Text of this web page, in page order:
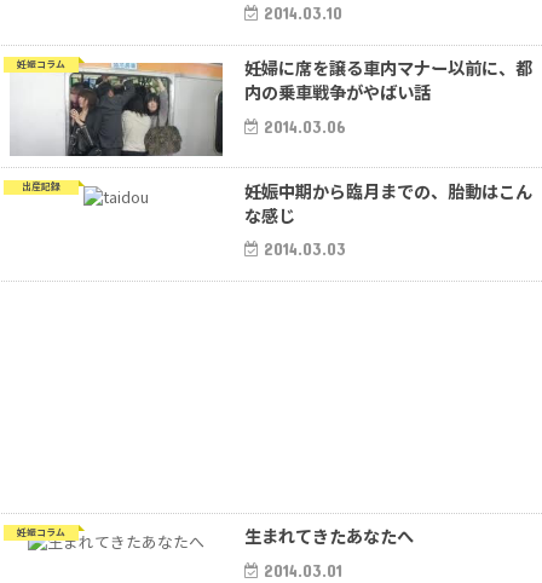
2014.03.10
妊娠コラム
妊婦に席を譲る車内マナー以前に、都
内の乗車戦争がやばい話
2014.03.06
出産記録
妊娠中期から臨月までの、胎動はこん
な感じ
2014.03.03
妊娠コラム 生まれてきたあなたへ
2014.03.01